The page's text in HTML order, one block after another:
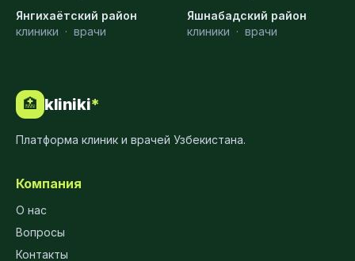
Янгихаётский район
клиники · врачи
Яшнабадский район
клиники · врачи
🏥 kliniki*
Платформа клиник и врачей Узбекистана.
Компания
О нас
Вопросы
Контакты